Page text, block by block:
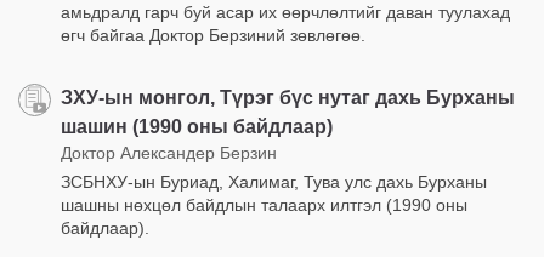
амьдралд гарч буй асар их өөрчлөлтийг даван туулахад
өгч байгаа Доктор Берзиний зөвлөгөө.
ЗХУ-ын монгол, Түрэг бүс нутаг дахь Бурханы
шашин (1990 оны байдлаар)
Доктор Александер Берзин
ЗСБНХУ-ын Буриад, Халимаг, Тува улс дахь Бурханы
шашны нөхцөл байдлын талаарх илтгэл (1990 оны
байдлаар).